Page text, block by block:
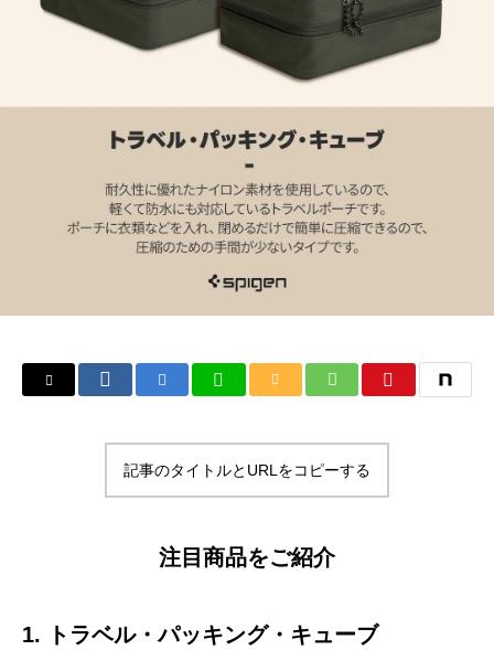
記事のタイトルとURLをコピーする
注目商品をご紹介
1. トラベル・パッキング・キューブ